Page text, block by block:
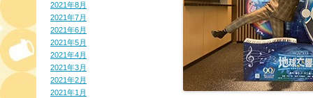
2021年8月
2021年7月
2021年6月
2021年5月
2021年4月
2021年3月
2021年2月
2021年1月